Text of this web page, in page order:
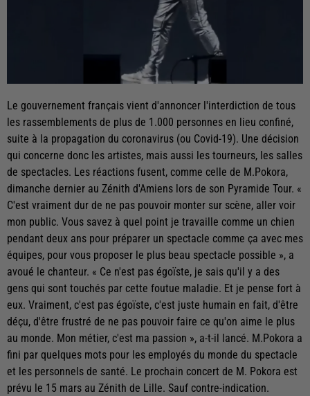
Le gouvernement français vient d'annoncer l'interdiction de tous
les rassemblements de plus de 1.000 personnes en lieu confiné,
suite à la propagation du coronavirus (ou Covid-19). Une décision
qui concerne donc les artistes, mais aussi les tourneurs, les salles
de spectacles. Les réactions fusent, comme celle de M.Pokora,
dimanche dernier au Zénith d'Amiens lors de son Pyramide Tour. «
C'est vraiment dur de ne pas pouvoir monter sur scène, aller voir
mon public. Vous savez à quel point je travaille comme un chien
pendant deux ans pour préparer un spectacle comme ça avec mes
équipes, pour vous proposer le plus beau spectacle possible », a
avoué le chanteur. « Ce n'est pas égoïste, je sais qu'il y a des
gens qui sont touchés par cette foutue maladie. Et je pense fort à
eux. Vraiment, c'est pas égoïste, c'est juste humain en fait, d'être
déçu, d'être frustré de ne pas pouvoir faire ce qu'on aime le plus
au monde. Mon métier, c'est ma passion », a-t-il lancé. M.Pokora a
fini par quelques mots pour les employés du monde du spectacle
et les personnels de santé. Le prochain concert de M. Pokora est
prévu le 15 mars au Zénith de Lille. Sauf contre-indication.